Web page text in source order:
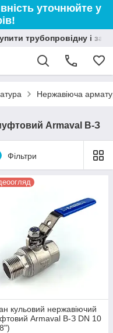
уточнюйте у
трубопровідну і
Нержавіюча
Armaval В-З
Фільтри
кульовий нержавіючий
Armaval В-З DN 10